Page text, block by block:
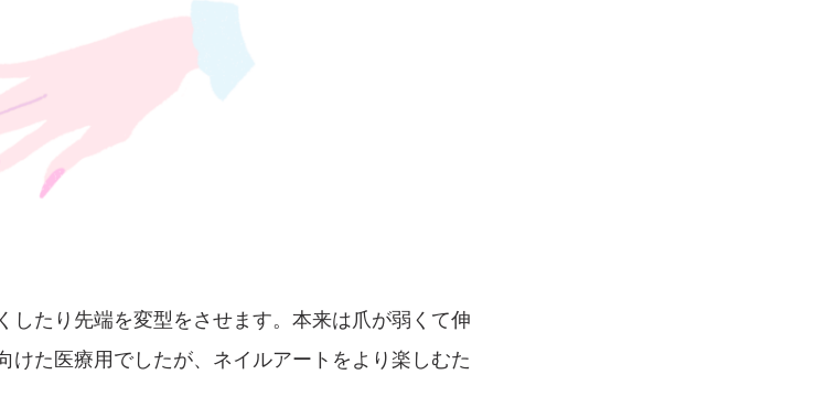
したり先端を変型をさせます。本来は爪が弱くて伸
けた医療用でしたが、ネイルアートをより楽しむた